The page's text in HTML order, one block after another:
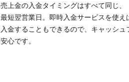
売上金の​入金タイミングは​すべて​同じ、​
最短翌営業日。​即時入金サービスを​使え
入金する​ことも​できるので、​キャッシュ
安心です。